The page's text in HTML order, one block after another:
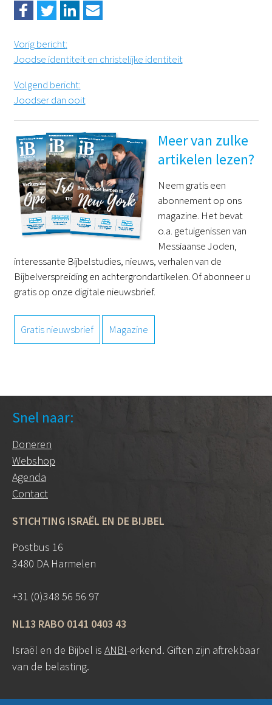
Vorig bericht:
Joodse identiteit en christelijke identiteit
Volgend bericht:
Joodser dan ooit
Meer van zulke
artikelen lezen?
Neem gratis een
abonnement op ons
magazine. Het bevat
o.a. getuigenissen van
Messiaanse Joden,
interessante Bijbelstudies, nieuws, verhalen van de
Bijbelverspreiding en achtergrondartikelen. Of abonneer u
gratis op onze digitale nieuwsbrief.
Gratis nieuwsbrief Magazine
Snel naar:
Doneren
Webshop
Agenda
Contact
STICHTING ISRAËL EN DE BIJBEL
Postbus 16
3480 DA Harmelen
+31 (0)348 56 56 97
NL13 RABO 0141 0403 43
Israël en de Bijbel is ANBI-erkend. Giften zijn aftrekbaar
van de belasting.